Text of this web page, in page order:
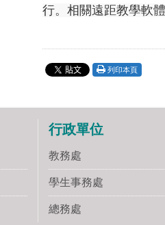
行。相關遠距教學軟
列印本頁
行政單位
教務處
學生事務處
總務處